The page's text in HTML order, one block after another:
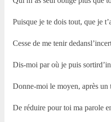
Puisque je te dois tout, que je
Cesse de me tenir
Dis-moi par où je puis
Donne-moi le moyen, après un
De réduire pour toi ma parole